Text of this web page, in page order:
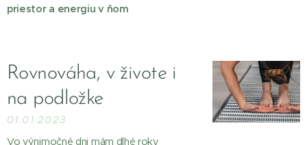
priestor a energiu v ňom
Rovnováha, v živote i
na podložke
01.01.2023
Vo výnimočné dni mám dlhé roky